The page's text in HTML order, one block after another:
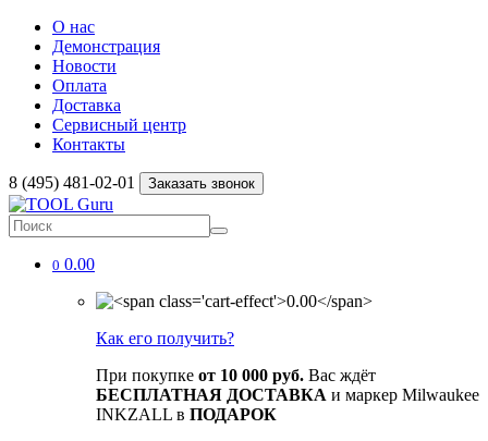
О нас
Демонстрация
Новости
Оплата
Доставка
Сервисный центр
Контакты
8 (495) 481-02-01 Заказать звонок
0 0.00
Как его получить?
При покупке от 10 000 руб. Вас ждёт
БЕСПЛАТНАЯ ДОСТАВКА и маркер Milwaukee
INKZALL в ПОДАРОК